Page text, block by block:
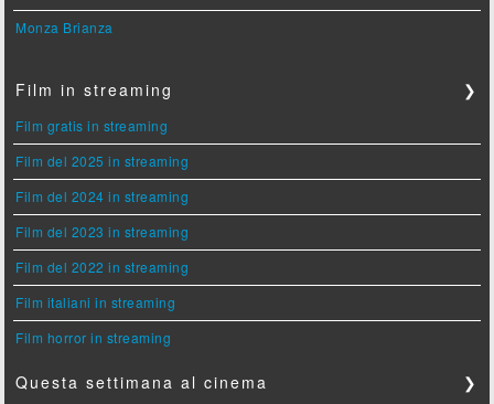
Monza Brianza
Film in streaming ❯
Film gratis in streaming
Film del 2025 in streaming
Film del 2024 in streaming
Film del 2023 in streaming
Film del 2022 in streaming
Film italiani in streaming
Film horror in streaming
Questa settimana al cinema ❯